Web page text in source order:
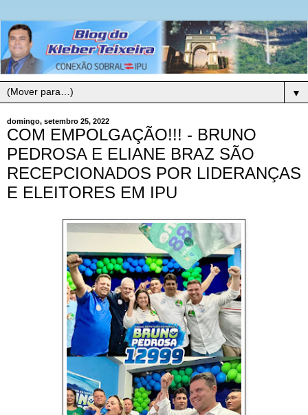
▼
domingo, setembro 25, 2022
COM EMPOLGAÇÃO!!! - BRUNO
PEDROSA E ELIANE BRAZ SÃO
RECEPCIONADOS POR LIDERANÇAS
E ELEITORES EM IPU